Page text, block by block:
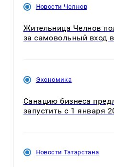
Новости Челнов
Жительница Челнов
за самовольный вход
Экономика
Санацию бизнеса
запустить с 1 января
Новости Татарстана